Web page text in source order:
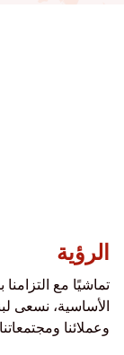
الرؤية
تماشيًا مع
الأساسية، نسعى
وعملائنا